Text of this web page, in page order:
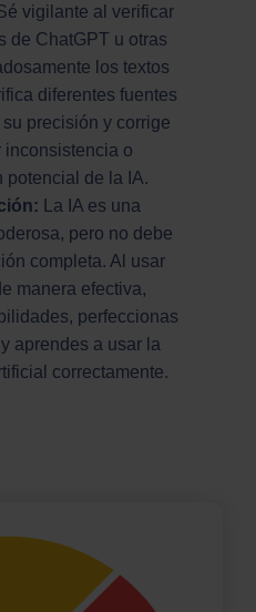
vigilante al verificar
de ChatGPT u otras
los textos
diferentes fuentes
precisión y corrige
inconsistencia o
potencial de la IA.
La IA es una
pero no debe
completa. Al usar
manera efectiva,
perfeccionas
aprendes a usar la
correctamente.